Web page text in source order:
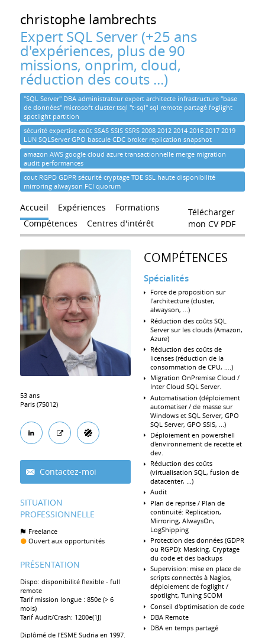
christophe lambrechts
Expert SQL Server (+25 ans
d'expériences, plus de 90
missions, onprim, cloud,
réduction des couts ...)
"SQL Server" DBA administrateur expert architecte infrastructure "base
de données" microsoft cluster tsql "t-sql" sql remote partagé foglight
spotlight partition
sécurité expertise coût SSAS SSIS SSRS 2008 2012 2014 2016 2017 2019
LUN SQLServer GPO bascule CDC broker replication snapshot
amazon AWS google cloud azure transactionnelle merge migration
audit performances
cout RGPD GDPR sécurité cryptage TDE SSL haute disponibilité
mirroring alwayson FCI quorum
Accueil Expériences
Formations
Compétences
Centres d'intérêt
Télécharger
mon CV PDF
53 ans
Paris (75012)
Contactez-moi
SITUATION
PROFESSIONNELLE
Freelance
Ouvert aux opportunités
PRÉSENTATION
Dispo: disponibilité flexible - full
remote
Tarif mission longue : 850e (> 6
mois)
Tarif Audit/Crash: 1200e(1J)
Diplômé de l'ESME Sudria en 1997.
COMPÉTENCES
Spécialités
Force de proposition sur
l'architecture (cluster,
alwayson, ...)
Réduction des coûts SQL
Server sur les clouds (Amazon,
Azure)
Réduction des coûts de
licenses (réduction de la
consommation de CPU, ….)
Migration OnPremise Cloud /
Inter Cloud SQL Server.
Automatisation (déploiement
automatiser / de masse sur
Windows et SQL Server, GPO
SQL Server, GPO SSIS, ...)
Déploiement en powershell
d'environnement de recette et
dev.
Réduction des coûts
(virtualisation SQL, fusion de
datacenter, ...)
Audit
Plan de reprise / Plan de
continuité: Replication,
Mirroring, AlwaysOn,
LogShipping
Protection des données (GDPR
ou RGPD): Masking, Cryptage
du code et des backups
Supervision: mise en place de
scripts connectés à Nagios,
déploiement de foglight /
spotlight, Tuning SCOM
Conseil d'optimisation de code
DBA Remote
DBA en temps partagé